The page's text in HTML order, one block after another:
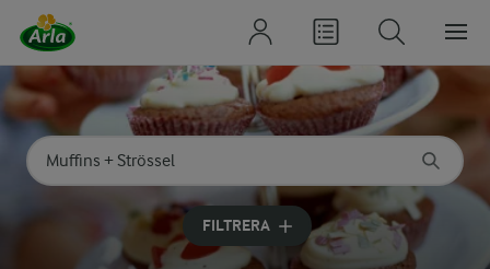
Sök på kategori eller ingrediens
Skriv in sökord för att få förslag
FILTRERA